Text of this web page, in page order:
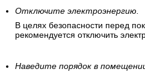
Отключите электроэнергию.
В целях безопасности перед
рекомендуется отключить
Наведите порядок в